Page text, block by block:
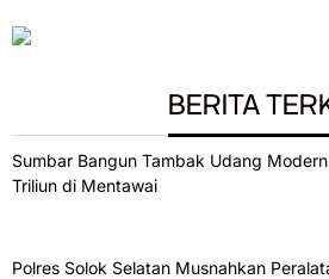
BERITA
Sumbar Bangun Tambak Udang Modern
Triliun di Mentawai
Polres Solok Selatan Musnahkan